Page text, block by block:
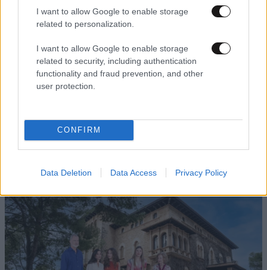
I want to allow Google to enable storage
related to personalization.
I want to allow Google to enable storage
related to security, including authentication
functionality and fraud prevention, and other
user protection.
CONFIRM
Data Deletion Data Access Privacy Policy
ΕΛΛΑΔΑ05·08·2026 21:24
μετακομίσουμε»: Απαρηγόρητη η οικογένεια
από τη Βρετανία που είδε το όνειρο ζωής να
γίνεται στάχτη